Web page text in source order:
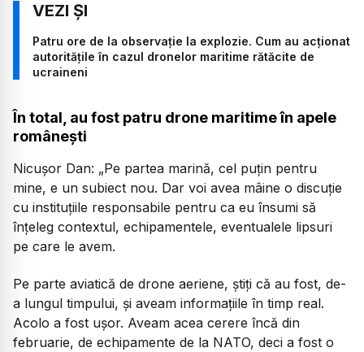
Patru ore de la observație la explozie. Cum au acționat
autoritățile în cazul dronelor maritime rătăcite de
ucraineni
În total, au fost patru drone maritime în apele
românești
Nicușor Dan: „Pe partea marină, cel puțin pentru
mine, e un subiect nou. Dar voi avea mâine o discuție
cu instituțiile responsabile pentru ca eu însumi să
înțeleg contextul, echipamentele, eventualele lipsuri
pe care le avem.
Pe parte aviatică de drone aeriene, știți că au fost, de-
a lungul timpului, și aveam informațiile în timp real.
Acolo a fost ușor. Aveam acea cerere încă din
februarie, de echipamente de la NATO, deci a fost o